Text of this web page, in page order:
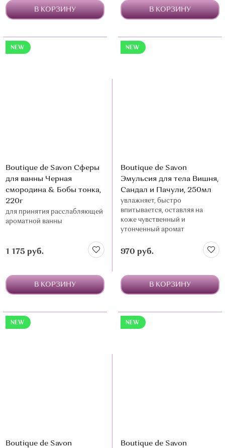
В КОРЗИНУ В КОРЗИНУ
NEW
Boutique de Savon Сферы
для ванны Черная
смородина & Бобы тонка,
220г
для принятия расслабляющей
ароматной ванны
1 175 руб.
В КОРЗИНУ
NEW
Boutique de Savon
Эмульсия для тела Вишня,
Сандал и Пачули, 250мл
увлажняет, быстро
впитывается, оставляя на
коже чувственный и
утонченный аромат
970 руб.
В КОРЗИНУ
NEW
Boutique de Savon
NEW
Boutique de Savon